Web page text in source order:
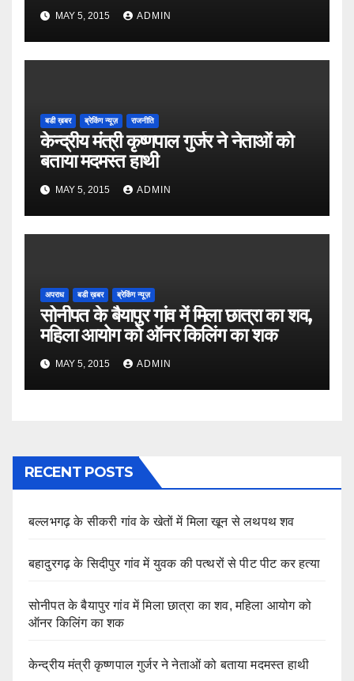
MAY 5, 2015 ADMIN
बडी ख़बर ब्रेकिंग न्यूज़ राजनीति
केन्द्रीय मंत्री कृष्णपाल गुर्जर ने नेताओं को
बताया मदमस्त हाथी
MAY 5, 2015 ADMIN
अपराध बडी ख़बर ब्रेकिंग न्यूज़
सोनीपत के बैयापुर गांव में मिला छात्रा का शव,
महिला आयोग को ऑनर किलिंग का शक
MAY 5, 2015 ADMIN
RECENT POSTS
बल्लभगढ़ के सीकरी गांव के खेतों में मिला खून से लथपथ शव
बहादुरगढ़ के सिदीपुर गांव में युवक की पत्थरों से पीट पीट कर हत्या
सोनीपत के बैयापुर गांव में मिला छात्रा का शव, महिला आयोग को
ऑनर किलिंग का शक
केन्द्रीय मंत्री कृष्णपाल गुर्जर ने नेताओं को बताया मदमस्त हाथी